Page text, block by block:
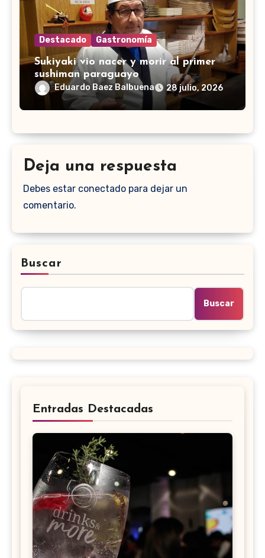
Destacado Gastronomía
Sukiyaki vio nacer y morir al primer
sushiman paraguayo
Eduardo Baez Balbuena 28 julio, 2026
Deja una respuesta
Debes estar conectado para dejar un
comentario.
Buscar
Buscar
Entradas Destacadas